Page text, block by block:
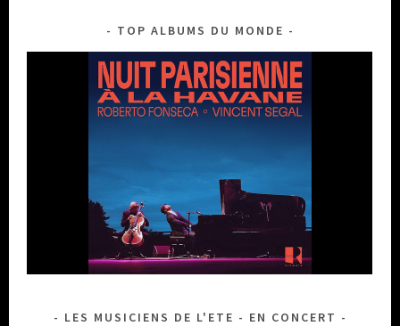
TOP ALBUMS DU MONDE
LES MUSICIENS DE L'ETE - EN CONCERT